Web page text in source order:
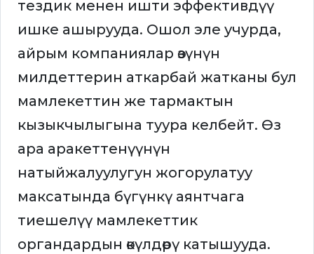
тездик менен ишти эффективдүү
ишке ашырууда. Ошол эле учурда,
айрым компаниялар өзүнүн
милдеттерин аткарбай жатканы бул
мамлекеттин же тармактын
кызыкчылыгына туура келбейт. Өз
ара аракеттенүүнүн
натыйжалуулугун жогорулатуу
максатында бүгүнкү аянтчага
тиешелүү мамлекеттик
органдардын өкүлдөрү катышууда.